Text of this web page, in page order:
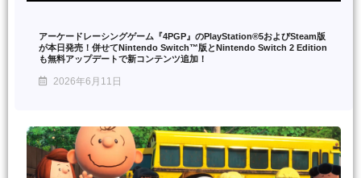
アーケードレーシングゲーム『4PGP』のPlayStation®5およびSteam版
が本日発売！併せてNintendo Switch™版とNintendo Switch 2 Edition
も無料アップデートで新コンテンツ追加！
2026年6月11日